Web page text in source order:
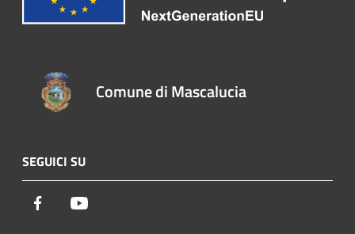
Comune di Mascalucia
SEGUICI SU
Facebook